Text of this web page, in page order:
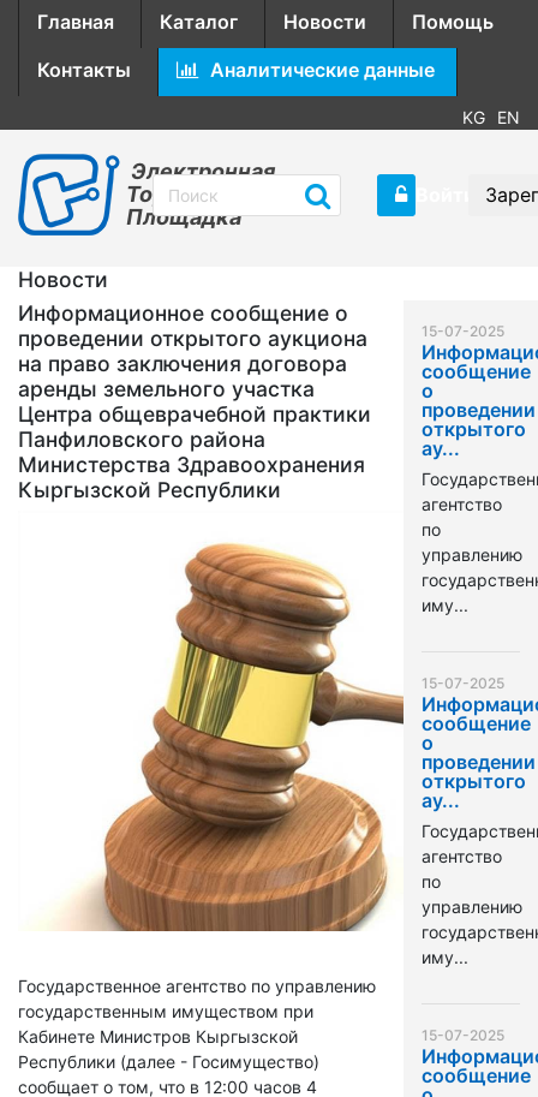
Главная Каталог Новости
Помощь
Контакты
Аналитические данные
KG EN
Электронная
Торговая
Площадка
Новости
Информационное сообщение о
проведении открытого аукциона
на право заключения договора
аренды земельного участка
Центра общеврачебной практики
Панфиловского района
Министерства Здравоохранения
Кыргызской Республики
Государственное агентство по управлению
государственным имуществом при
Кабинете Министров Кыргызской
Республики (далее - Госимущество)
сообщает о том, что в 12:00 часов 4
15-07-2025
сообщение
о
проведении
открытого
ау...
агентство
по
управлению
иму...
15-07-2025
сообщение
о
проведении
открытого
ау...
агентство
по
управлению
иму...
15-07-2025
сообщение